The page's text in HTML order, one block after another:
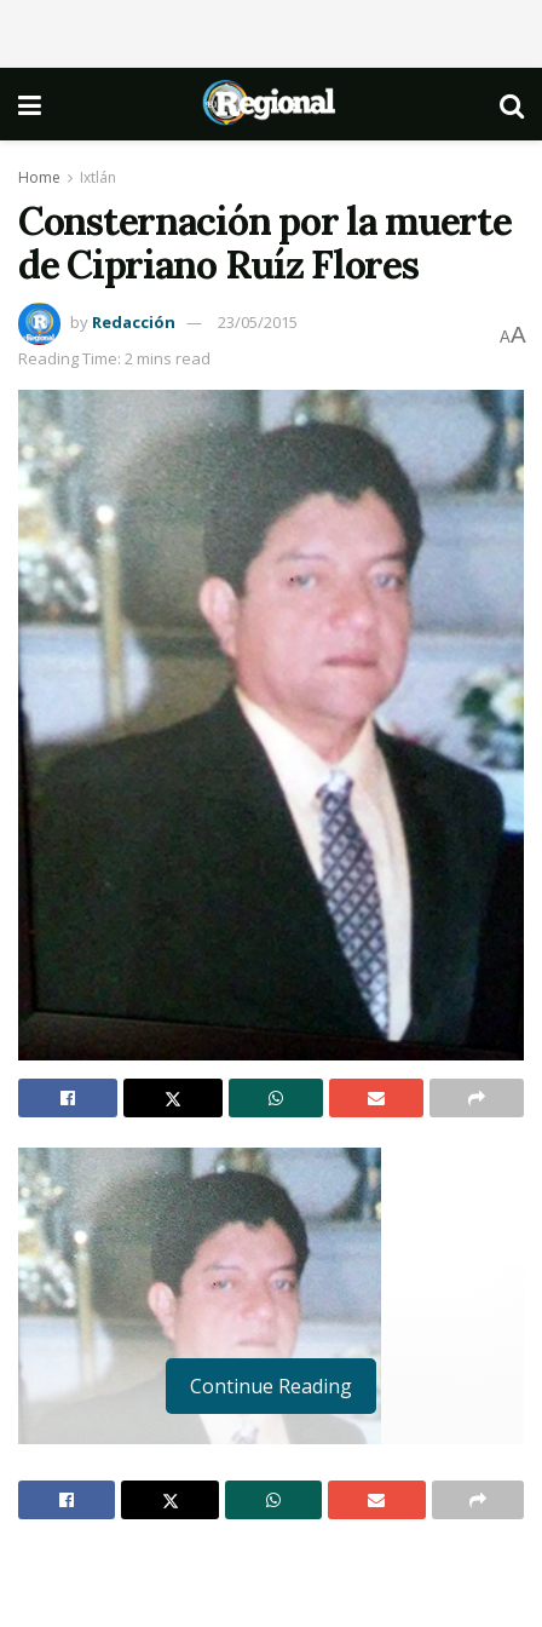
Home Ixtlán
Consternación por la muerte
de Cipriano Ruíz Flores
by Redacción
23/05/2015
Reading Time: 2 mins read
AA
Continue Reading